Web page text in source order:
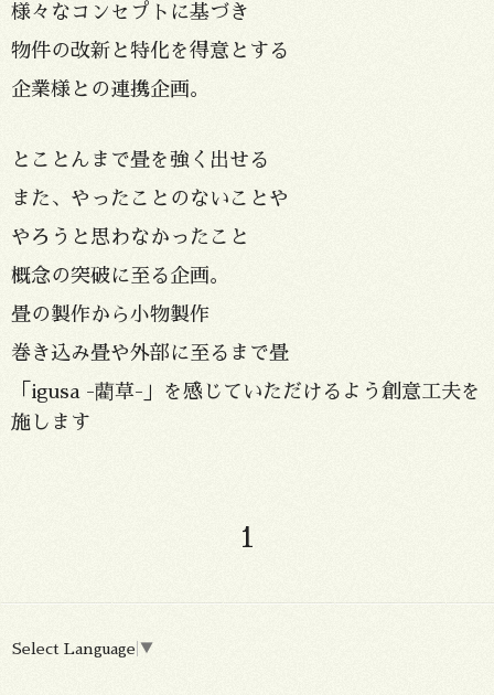
様々なコンセプトに基づき
物件の改新と特化を得意とする
企業様との連携企画。
とことんまで畳を強く出せる
また、やったことのないことや
やろうと思わなかったこと
概念の突破に至る企画。
畳の製作から小物製作
巻き込み畳や外部に至るまで畳
「igusa -藺草-」を感じていただけるよう創意工夫を
施します
1
Select Language ▼